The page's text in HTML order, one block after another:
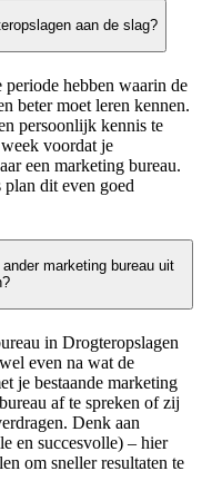
aan de slag?
hebben waarin de
beter moet leren kennen.
persoonlijk kennis te
voordat je
een marketing bureau.
dit even goed
marketing bureau uit
in Drogteropslagen
even na wat de
je bestaande marketing
af te spreken of zij
Denk aan
en succesvolle) – hier
om sneller resultaten te